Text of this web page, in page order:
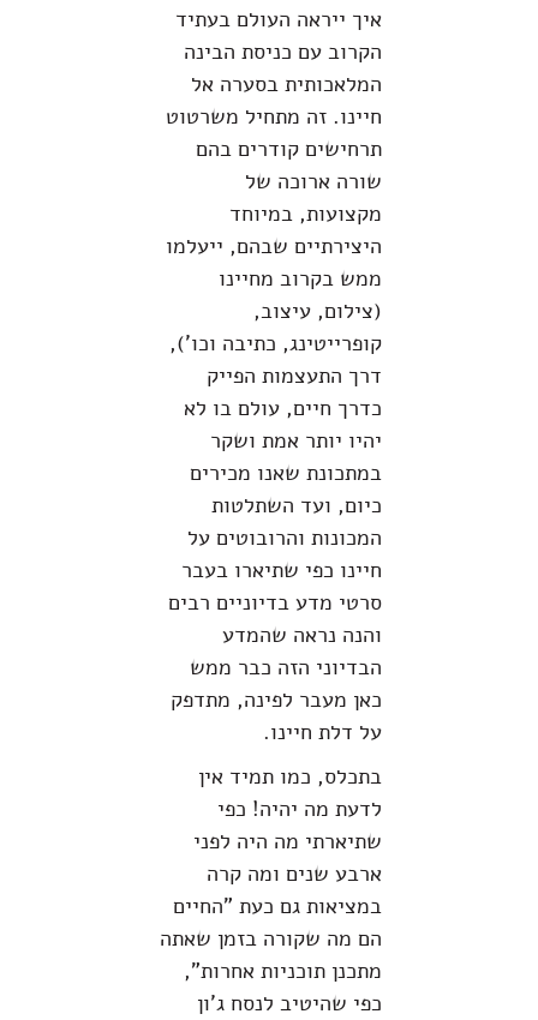
איך ייראה העולם בעתיד
הקרוב עם כניסת הבינה
המלאכותית בסערה אל
חיינו. זה מתחיל משרטוט
תרחישים קודרים בהם
שורה ארוכה של
מקצועות, במיוחד
היצירתיים שבהם, ייעלמו
ממש בקרוב מחיינו
(צילום, עיצוב,
קופרייטינג, כתיבה וכו'),
דרך התעצמות הפייק
כדרך חיים, עולם בו לא
יהיו יותר אמת ושקר
במתכונת שאנו מכירים
כיום, ועד השתלטות
המכונות והרובוטים על
חיינו כפי שתיארו בעבר
סרטי מדע בדיוניים רבים
והנה נראה שהמדע
הבדיוני הזה כבר ממש
כאן מעבר לפינה, מתדפק
על דלת חיינו.
בתכלס, כמו תמיד אין
לדעת מה יהיה! כפי
שתיארתי מה היה לפני
ארבע שנים ומה קרה
במציאות גם כעת "החיים
הם מה שקורה בזמן שאתה
מתכנן תוכניות אחרות",
כפי שהיטיב לנסח ג'ון